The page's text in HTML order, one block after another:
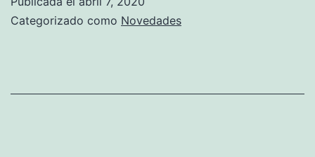
1000
Categorizado como Novedades